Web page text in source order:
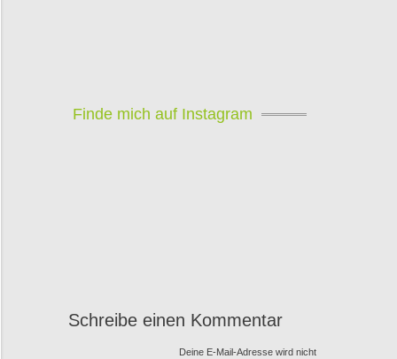
Finde mich auf Instagram
Schreibe einen Kommentar
Deine E-Mail-Adresse wird nicht